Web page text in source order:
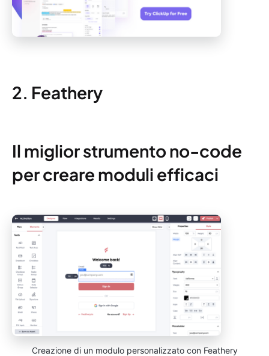
2. Feathery
Il miglior strumento no-code
per creare moduli efficaci
Creazione di un modulo personalizzato con Feathery